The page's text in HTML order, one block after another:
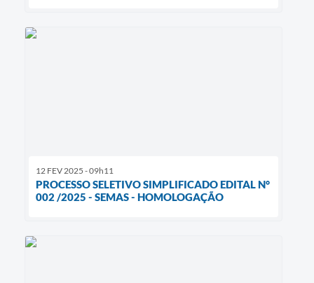
12 FEV 2025 - 09h11
PROCESSO SELETIVO SIMPLIFICADO EDITAL N°
002 /2025 - SEMAS - HOMOLOGAÇÃO